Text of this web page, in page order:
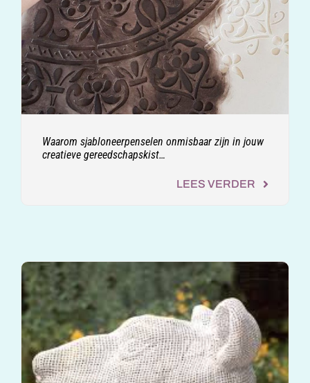
Waarom sjabloneerpenselen onmisbaar zijn in jouw
creatieve gereedschapskist…
LEES VERDER